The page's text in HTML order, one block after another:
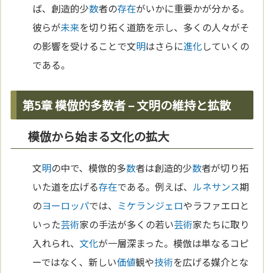
ば、創造的少数者の存在がいかに重要かが分かる。
彼らが未来を切り拓く道筋を示し、多くの人々がそ
の影響を受けることで文明はさらに進化していくの
である。
第5章 模倣的多数者 – 文明の維持と拡散
模倣から始まる文化の拡大
文明の中で、模倣的多数者は創造的少数者が切り拓
いた道を広げる存在である。例えば、 ルネサンス期
のヨーロッパでは、 ミケランジェロやラファエロと
いった芸術家の手法が多くの若い芸術家たちに取り
入れられ、文化が一層深まった。模倣は単なるコピ
ーではなく、新しい価値観や技術を広げる媒介とな